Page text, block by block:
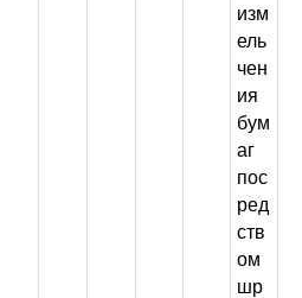
изм
ель
чен
ия
бум
аг
пос
ред
ств
ом
шр